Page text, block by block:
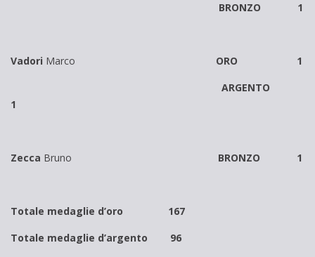
BRONZO 1
Vadori Marco ORO 1
ARGENTO
1
Zecca Bruno BRONZO 1
Totale medaglie d’oro 167
Totale medaglie d’argento 96